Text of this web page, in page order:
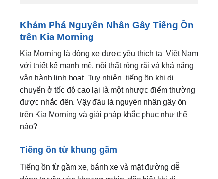
Cách âm chống ồn cho Kia Morning
Khám Phá Nguyên Nhân Gây Tiếng Ồn
trên Kia Morning
Kia Morning là dòng xe được yêu thích tại Việt Nam
với thiết kế mạnh mẽ, nội thất rộng rãi và khả năng
vận hành linh hoạt. Tuy nhiên, tiếng ồn khi di
chuyển ở tốc độ cao lại là một nhược điểm thường
trên Kia Morning và giải pháp khắc phục như thế
nào?